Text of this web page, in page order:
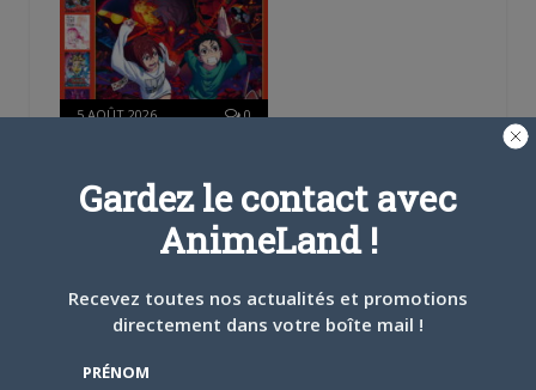
5 AOÛT 2026 0
disponible !
4 AOÛT 2026
Gardez le contact avec
AnimeLand !
Recevez toutes nos actualités et promotions
directement dans votre boîte mail !
PRÉNOM